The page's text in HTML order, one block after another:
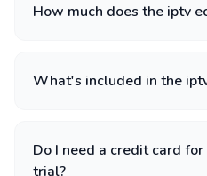
How much does the iptv
What's included in the
Do I need a credit card
trial?